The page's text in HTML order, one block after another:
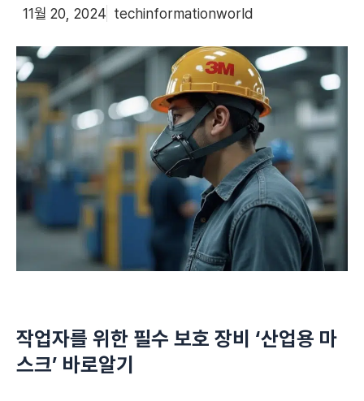
11월 20, 2024 techinformationworld
작업자를 위한 필수 보호 장비 ‘산업용 마
스크’ 바로알기